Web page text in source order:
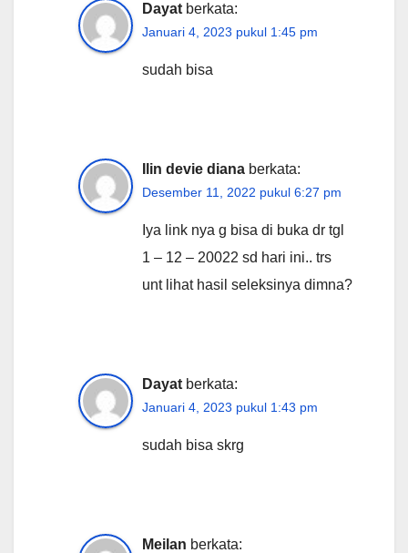
Dayat berkata:
Januari 4, 2023 pukul 1:45 pm
sudah bisa
Ilin devie diana berkata:
Desember 11, 2022 pukul 6:27 pm
Iya link nya g bisa di buka dr tgl
1 – 12 – 20022 sd hari ini.. trs
unt lihat hasil seleksinya dimna?
Dayat berkata:
Januari 4, 2023 pukul 1:43 pm
sudah bisa skrg
Meilan berkata: